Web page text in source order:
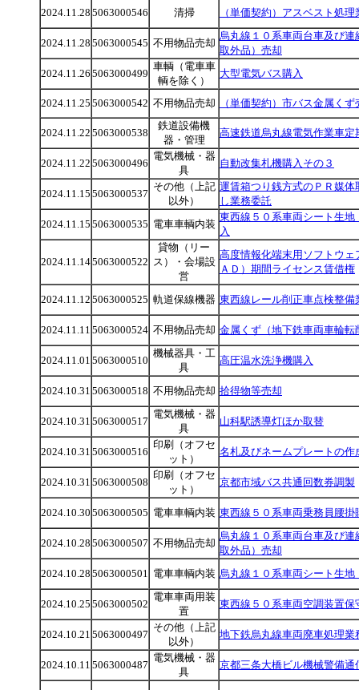
2024.11.28 5063000546 清掃 （単価契約）アスベスト処理
2024.11.28 5063000545 不用物品売却
烏丸線１０系車両台車及び連
取外品）売却
2024.11.26 5063000499
車輌（電車車
輌を除く）
大型電気バス購入
2024.11.25 5063000542 不用物品売却 （単価契約）市バス金属くず
2024.11.22 5063000538
鉄道設備機
器・管理
高速鉄道烏丸線電気作業車定
2024.11.22 5063000496
電気機械・器
具
自動改集札機購入その３
2024.11.15 5063000537
その他（上記
以外）
運賃箱つり銭方式のＰＲ媒体
し業務委託
2024.11.15 5063000535 電車車輌内装
東西線５０系車両シート生地
入
2024.11.145063000522
貸物（リー
ス）・会場設
営
高度情報化端末用ソフトウェ
ＡＤ）期間ライセンス賃借権
2024.11.12 5063000525 軌道保線機器 東西線レール削正車点検整備
2024.11.11 5063000524 不用物品売却 金属くず（地下鉄車両車輪転
2024.11.01 5063000510
機械器具・工
具
高圧温水洗浄機購入
2024.10.31 5063000518 不用物品売却 拾得物等売却
2024.10.31 5063000517
電気機械・器
具
山科駅誘導灯ほか取替
2024.10.31 5063000516
印刷（オフセ
ット）
名札及びネームプレートの作
2024.10.31 5063000508
印刷（オフセ
ット）
京都市域バス共通回数券調製
2024.10.30 5063000505 電車車輌内装 東西線５０系車両乗務員腰掛
2024.10.28 5063000507 不用物品売却
烏丸線１０系車両台車及び連
取外品）売却
2024.10.28 5063000501 電車車輌内装 烏丸線１０系車両シート生地
2024.10.25 5063000502
電車車両用装
置
東西線５０系車両空調装置保
2024.10.21 5063000497
その他（上記
以外）
地下鉄烏丸線車両廃車処理業
2024.10.11 5063000487
電気機械・器
具
京都三条大橋ビル機械警備通